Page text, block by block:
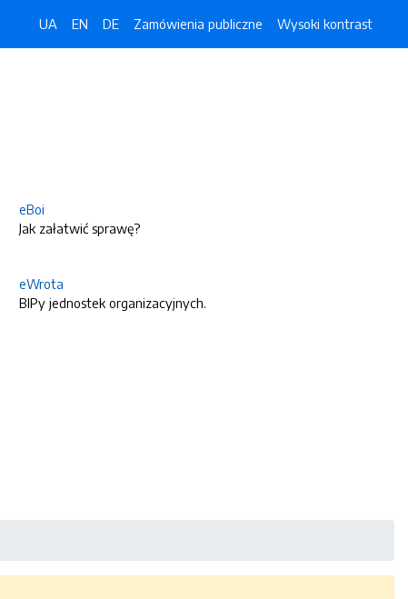
UA EN DE Zamówienia publiczne Wysoki kontrast
eBoi
Jak załatwić sprawę?
eWrota
BIPy jednostek organizacyjnych.